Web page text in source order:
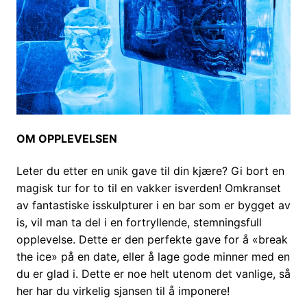
OM OPPLEVELSEN
Leter du etter en unik gave til din kjære? Gi bort en
magisk tur for to til en vakker isverden! Omkranset
av fantastiske isskulpturer i en bar som er bygget av
is, vil man ta del i en fortryllende, stemningsfull
opplevelse. Dette er den perfekte gave for å «break
the ice» på en date, eller å lage gode minner med en
du er glad i. Dette er noe helt utenom det vanlige, så
her har du virkelig sjansen til å imponere!